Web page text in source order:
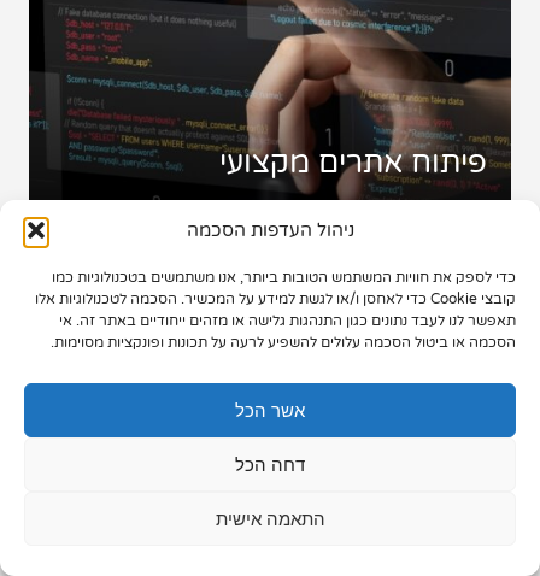
ניהול העדפות הסכמה
כדי לספק את חוויות המשתמש הטובות ביותר, אנו משתמשים בטכנולוגיות כמו
קובצי Cookie כדי לאחסן ו/או לגשת למידע על המכשיר. הסכמה לטכנולוגיות אלו
תאפשר לנו לעבד נתונים כגון התנהגות גלישה או מזהים ייחודיים באתר זה. אי
הסכמה או ביטול הסכמה עלולים להשפיע לרעה על תכונות ופונקציות מסוימות.
אשר הכל
דחה הכל
התאמה אישית
קייס סטאדי
תיק עבודות
צור קשר
073-7028000
הפלד 7, חולון
info@extra.co.il
פיתוח אתרים מקצועי
כמה עולה לעצב ולבנות אתר